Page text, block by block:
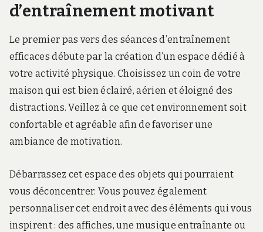
d’entraînement motivant
Le premier pas vers des séances d’entraînement
efficaces débute par la création d’un espace dédié à
votre activité physique. Choisissez un coin de votre
maison qui est bien éclairé, aérien et éloigné des
distractions. Veillez à ce que cet environnement soit
confortable et agréable afin de favoriser une
ambiance de motivation.
Débarrassez cet espace des objets qui pourraient
vous déconcentrer. Vous pouvez également
personnaliser cet endroit avec des éléments qui vous
inspirent : des affiches, une musique entraînante ou